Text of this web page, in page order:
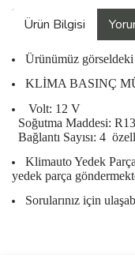
Ürün Bilgisi
Ürünümüz görseldeki
KLİMA BASINÇ
Volt: 12 V
Soğutma Maddesi:
Bağlantı Sayısı: 4
Klimauto Yedek
yedek parça
Sorularınız için